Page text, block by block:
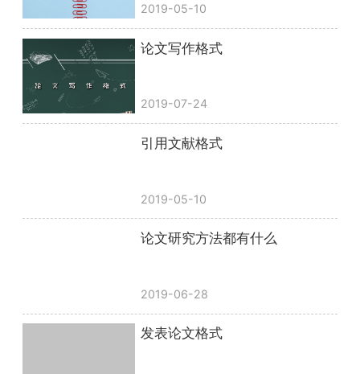
2019-05-10
论文写作格式
2019-07-24
引用文献格式
2019-05-10
论文研究方法都有什么
2019-06-28
发表论文格式